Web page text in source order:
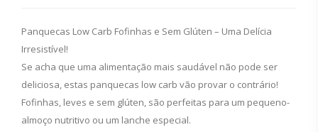
Panquecas Low Carb Fofinhas e Sem Glúten – Uma Delícia
Irresistível!
Se acha que uma alimentação mais saudável não pode ser
deliciosa, estas panquecas low carb vão provar o contrário!
Fofinhas, leves e sem glúten, são perfeitas para um pequeno-
almoço nutritivo ou um lanche especial.